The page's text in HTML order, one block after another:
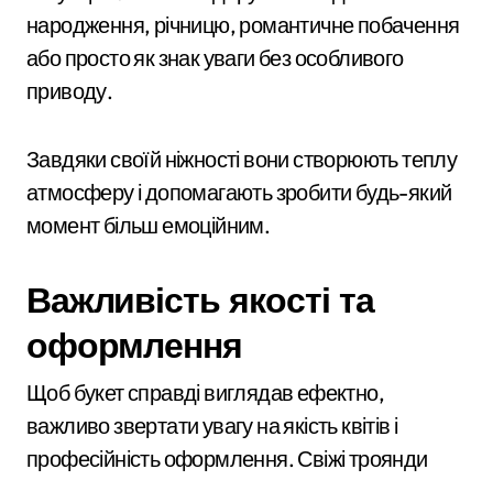
народження, річницю, романтичне побачення
або просто як знак уваги без особливого
приводу.
Завдяки своїй ніжності вони створюють теплу
атмосферу і допомагають зробити будь-який
момент більш емоційним.
Важливість якості та
оформлення
Щоб букет справді виглядав ефектно,
важливо звертати увагу на якість квітів і
професійність оформлення. Свіжі троянди